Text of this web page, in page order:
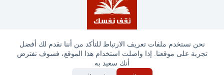
نحن نستخدم ملفات تعريف الارتباط للتأكد من أننا نقدم لك أفضل
تجربة على موقعنا. إذا واصلت استخدام هذا الموقع، فسوف نفترض
أنك سعيد به
جميع الحقوق محفوظة © ثقف نفسك 2025